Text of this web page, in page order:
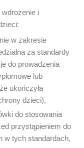
i
w zakresie
za standardy
do prowadzenia
lub
ukończyła
dzieci),
do stosowania
przystąpieniem do
w tych standardach,